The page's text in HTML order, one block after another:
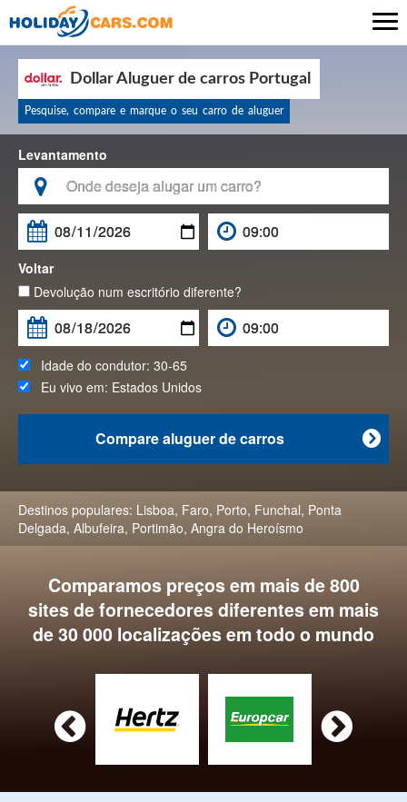
Dollar Aluguer de carros Portugal
Pesquise, compare e marque o seu carro de aluguer
Levantamento


Voltar
Devolução num escritório diferente?
Idade do condutor: 30-65
Eu vivo em: Estados Unidos

Compare aluguer de carros
Destinos populares: Lisboa, Faro, Porto, Funchal, Ponta
Delgada, Albufeira, Portimão, Angra do Heroísmo
Comparamos preços em mais de 800
sites de fornecedores diferentes em mais
de 30 000 localizações em todo o mundo
 